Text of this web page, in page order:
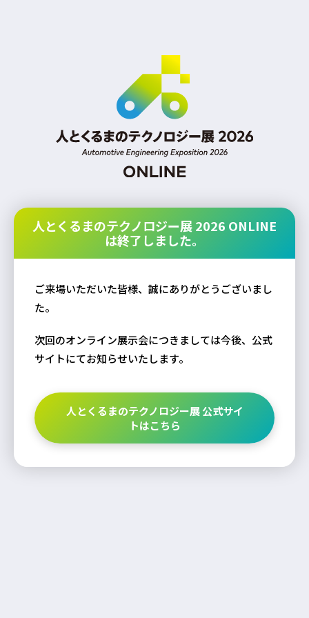
人とくるまのテクノロジー展 2026 ONLINE
は終了しました。
ご来場いただいた皆様、誠にありがとうございまし
た。
次回のオンライン展示会につきましては今後、公式
サイトにてお知らせいたします。
人とくるまのテクノロジー展 公式サイ
トはこちら